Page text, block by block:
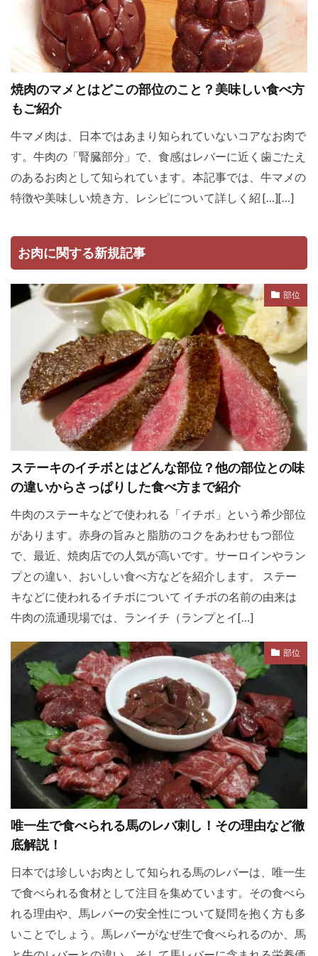
焼肉のマメとはどこの部位のこと？美味しい食べ方
もご紹介
牛マメ肉は、日本ではあまり知られていないコアなお肉で
す。牛肉の「腎臓部分」で、食感はレバーに近く歯ごたえ
のあるお肉として知られています。本記事では、牛マメの
特徴や美味しい焼き方、レシピについて詳しく紹 […][…]
お肉に関する新規記事
部位
ステーキのイチボとはどんな部位？他の部位との味
の違いからさっぱりした食べ方まで紹介
牛肉のステーキなどで使われる「イチボ」という希少部位
があります。赤身の旨みと脂肪のコクをあわせもつ部位
で、最近、焼肉店での人気が高いです。サーロインやラン
プとの違い、おいしい食べ方などを紹介します。 ステー
キなどに使われるイチボについて イチボの名前の由来は
牛肉の流通現場では、ランイチ（ランプとイ[…]
部位
唯一生で食べられる馬のレバ刺し！その理由など徹
底解説！
日本では珍しいお肉として知られる馬のレバーは、唯一生
で食べられる食材として注目を集めています。その食べら
れる理由や、馬レバーの安全性について疑問を抱く方も多
いことでしょう。馬レバーがなぜ生で食べられるのか、馬